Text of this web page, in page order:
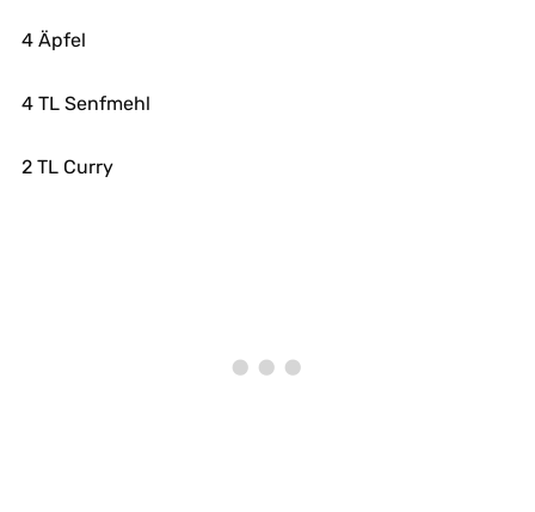
4 Äpfel
4 TL Senfmehl
2 TL Curry